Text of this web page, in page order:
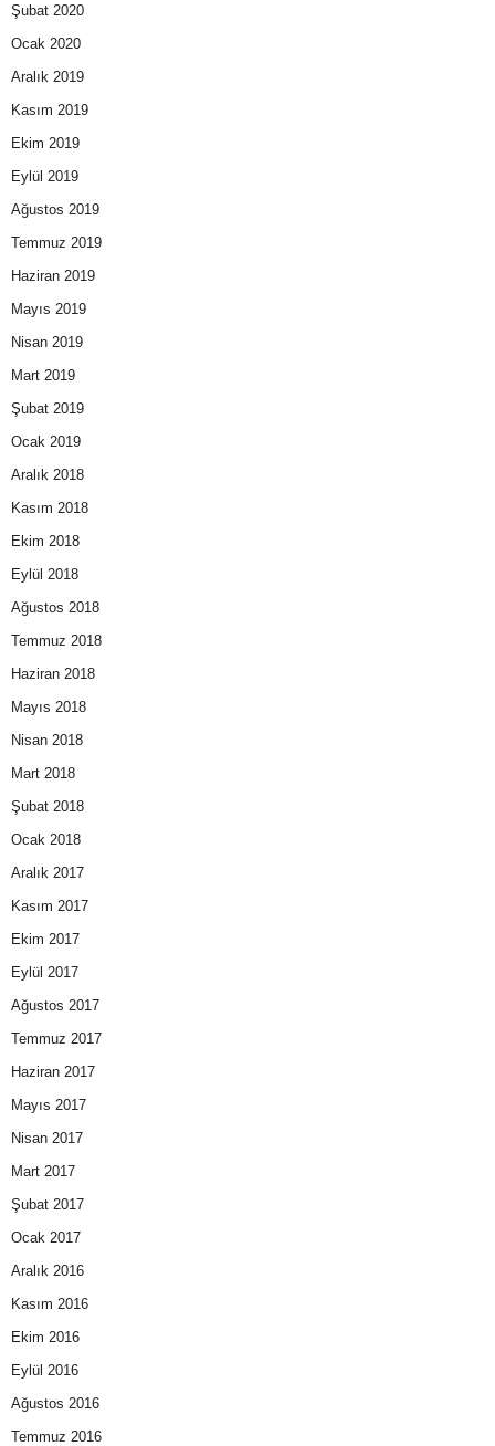
Şubat 2020
Ocak 2020
Aralık 2019
Kasım 2019
Ekim 2019
Eylül 2019
Ağustos 2019
Temmuz 2019
Haziran 2019
Mayıs 2019
Nisan 2019
Mart 2019
Şubat 2019
Ocak 2019
Aralık 2018
Kasım 2018
Ekim 2018
Eylül 2018
Ağustos 2018
Temmuz 2018
Haziran 2018
Mayıs 2018
Nisan 2018
Mart 2018
Şubat 2018
Ocak 2018
Aralık 2017
Kasım 2017
Ekim 2017
Eylül 2017
Ağustos 2017
Temmuz 2017
Haziran 2017
Mayıs 2017
Nisan 2017
Mart 2017
Şubat 2017
Ocak 2017
Aralık 2016
Kasım 2016
Ekim 2016
Eylül 2016
Ağustos 2016
Temmuz 2016